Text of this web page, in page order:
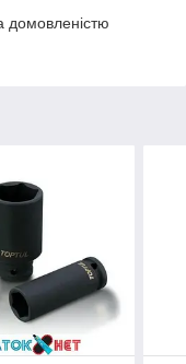
домовленістю